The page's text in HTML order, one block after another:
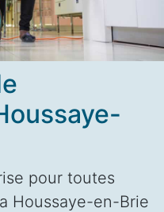
pour toutes
Houssaye-en-Brie